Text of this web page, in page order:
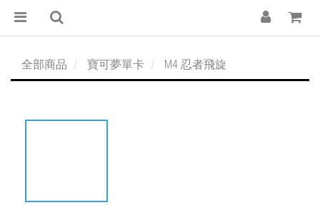
全部商品 寶可夢單卡 M4 忍者飛旋